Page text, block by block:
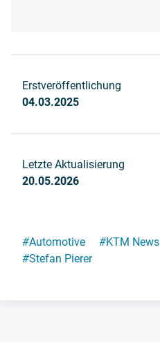
Erstveröffentlichung
04.03.2025
Letzte Aktualisierung
20.05.2026
#Automotive #KTM News
#Stefan Pierer